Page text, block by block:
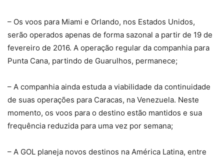
– Os voos para Miami e Orlando, nos Estados Unidos,
serão operados apenas de forma sazonal a partir de 19 de
fevereiro de 2016. A operação regular da companhia para
Punta Cana, partindo de Guarulhos, permanece;
– A companhia ainda estuda a viabilidade da continuidade
de suas operações para Caracas, na Venezuela. Neste
momento, os voos para o destino estão mantidos e sua
frequência reduzida para uma vez por semana;
– A GOL planeja novos destinos na América Latina, entre